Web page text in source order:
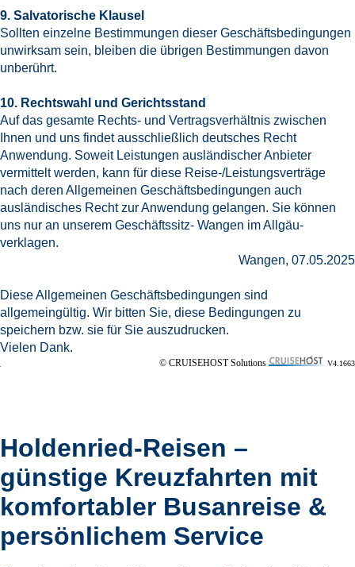
9. Salvatorische Klausel
Sollten einzelne Bestimmungen dieser Geschäftsbedingungen
unwirksam sein, bleiben die übrigen Bestimmungen davon
unberührt.
10. Rechtswahl und Gerichtsstand
Auf das gesamte Rechts- und Vertragsverhältnis zwischen
Ihnen und uns findet ausschließlich deutsches Recht
Anwendung. Soweit Leistungen ausländischer Anbieter
vermittelt werden, kann für diese Reise-/Leistungsverträge
nach deren Allgemeinen Geschäftsbedingungen auch
ausländisches Recht zur Anwendung gelangen. Sie können
uns nur an unserem Geschäftssitz- Wangen im Allgäu-
verklagen.
Wangen, 07.05.2025
Diese Allgemeinen Geschäftsbedingungen sind
allgemeingültig. Wir bitten Sie, diese Bedingungen zu
speichern bzw. sie für Sie auszudrucken.
Vielen Dank.
© CRUISEHOST Solutions V4.1663
Holdenried-Reisen –
günstige Kreuzfahrten mit
komfortabler Busanreise &
persönlichem Service